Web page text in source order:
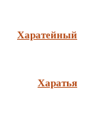
Харатейный
Харатья